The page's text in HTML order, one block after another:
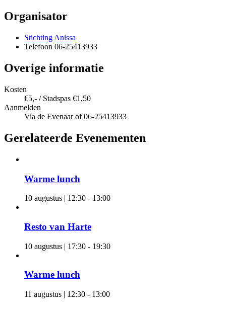
Organisator
Stichting Anissa
Telefoon 06-25413933
Overige informatie
Kosten
€5,- / Stadspas €1,50
Aanmelden
Via de Evenaar of 06-25413933
Gerelateerde Evenementen
Warme lunch
10 augustus | 12:30 - 13:00
Resto van Harte
10 augustus | 17:30 - 19:30
Warme lunch
11 augustus | 12:30 - 13:00